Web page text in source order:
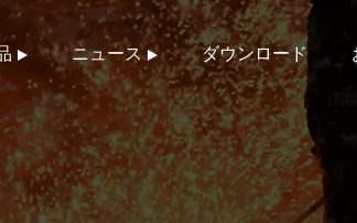
ニュース ダウンロード